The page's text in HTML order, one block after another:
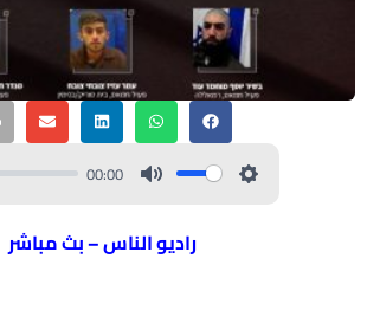
00:00
راديو الناس – بث مباشر